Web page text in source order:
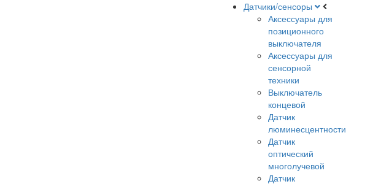
Датчики/сенсоры
Аксессуары для
позиционного
выключателя
Аксессуары для
сенсорной
техники
Выключатель
концевой
Датчик
люминесцентности
Датчик
оптический
многолучевой
Датчик